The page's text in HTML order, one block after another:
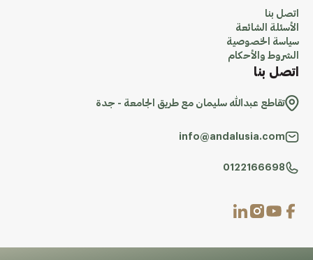
اتصل بنا
الأسئلة الشائعة
سياسة الخصوصية
الشروط والأحكام
اتصل بنا
تقاطع عبدالله سليمان مع طريق الجامعة - جدة
info@andalusia.com
0122166698